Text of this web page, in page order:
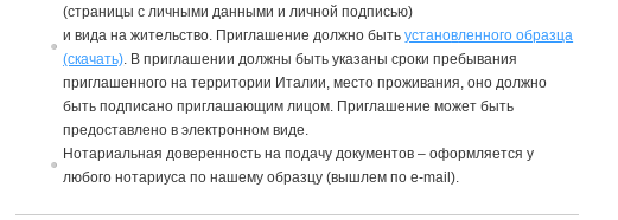
(страницы с личными данными и личной подписью)
ивидана жительство. Приглашение должно бытьустановленного образца
(скачать). В приглашении должны быть указаны сроки пребывания
приглашенногона территории Италии, место проживания, оно должно
быть подписано приглашающим лицом. Приглашение может быть
предоставленов электронномвиде.
Нотариальная доверенностьна подачу документов – оформляется у
любого нотариуса по нашему образцу (вышлем по e-mail).